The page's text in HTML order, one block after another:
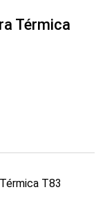
Térmica
T83